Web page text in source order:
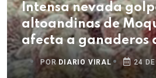
Intensa nevada
altoandinas de
afecta a ganaderos
Cerro
POR DIARIO VIRAL 24